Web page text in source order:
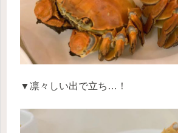
▼凛々しい出で立ち…！